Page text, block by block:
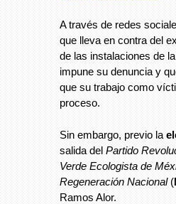
A través de redes
que lleva en contra del
de las instalaciones de
impune su denuncia y
que su trabajo como
proceso.
Sin embargo, previo la
salida del Partido
Verde Ecologista de
Regeneración Nacional (
Ramos Alor.